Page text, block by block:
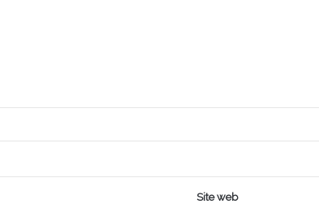
Site web